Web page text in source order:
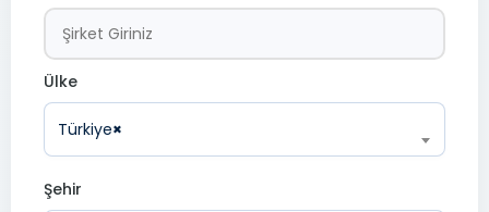
Ülke
×
Türkiye
Şehir